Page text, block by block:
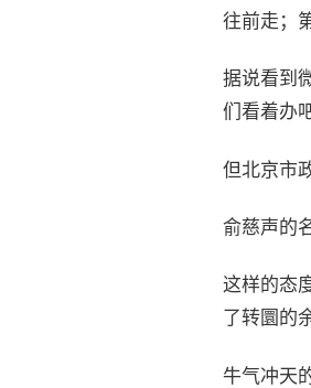
往前走；
据说看到
们看着办吧
但北京市
俞慈声的
这样的态
了转圜的
牛气冲天